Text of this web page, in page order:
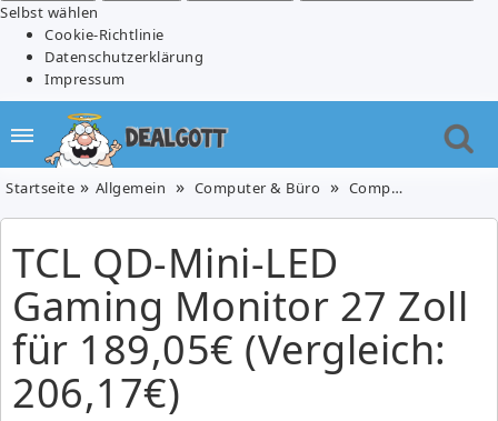
Selbst wählen
Cookie-Richtlinie
Datenschutzerklärung
Impressum
Startseite Allgemein Computer & Büro Computerzubehör
TCL QD-Mini-LED
Gaming Monitor 27 Zoll
für 189,05€ (Vergleich:
206,17€)